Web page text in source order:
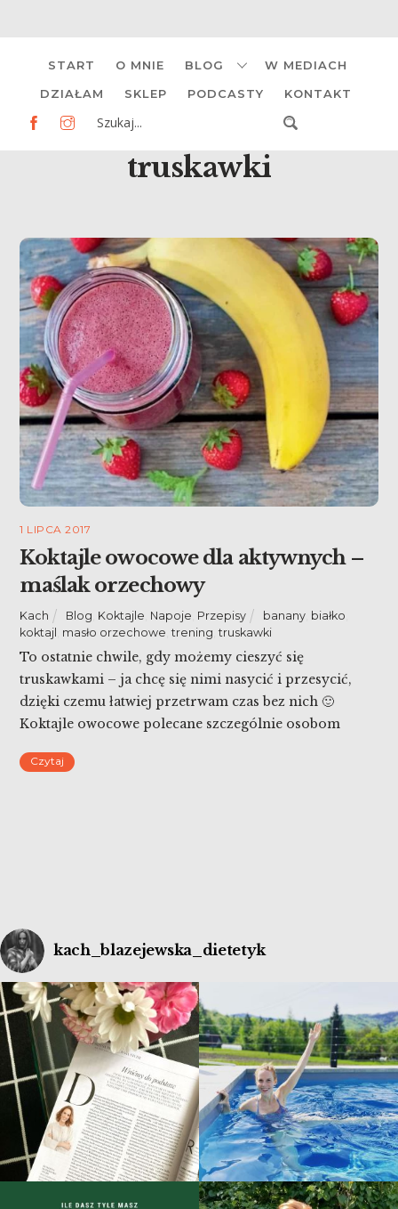
content
START O MNIE BLOG W MEDIACH
DZIAŁAM SKLEP PODCASTY KONTAKT
truskawki
1 LIPCA 2017
Koktajle owocowe dla aktywnych –
maślak orzechowy
Kach Blog Koktajle Napoje Przepisy banany białko
koktajl masło orzechowe ,trening ,truskawki
To ostatnie chwile, gdy możemy cieszyć się
truskawkami – ja chcę się nimi nasycić i przesycić,
dzięki czemu łatwiej przetrwam czas bez nich 🙂
Koktajle owocowe polecane szczególnie osobom
Czytaj
kach_blazejewska_dietetyk